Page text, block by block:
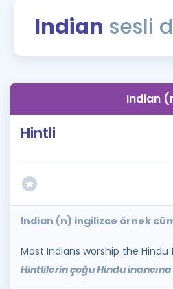
Blog
İngilizce Gramer
Indian sesli
Indian
Hintli
Indian (n) ingilizce örnek
Most Indians worship the Hindu
Hintlilerin çoğu Hindu